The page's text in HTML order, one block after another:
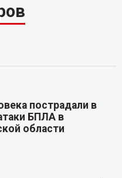
пострадали в
БПЛА в
области